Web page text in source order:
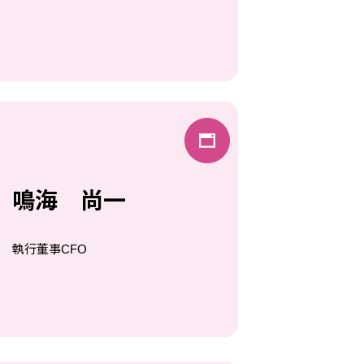
鳴海 尚一
執⾏董事CFO